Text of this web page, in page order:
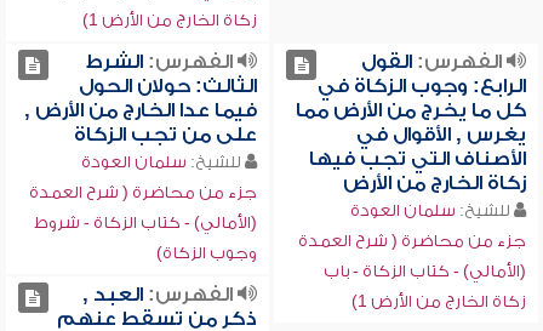
زكاة الخارج من الأرض 1)
الفهرس:القول
الرابع: وجوب الزكاة في
كل ما يخرج من الأرض مما
يغرس , الأقوال في
الأصناف التي تجب فيها
زكاة الخارج من الأرض
للشيخ: سلمان العودة
جزء من محاضرة ( شرح العمدة
(الأمالي) - كتاب الزكاة - باب
زكاة الخارج من الأرض 1)
الفهرس:الشرط
الثالث: حولان الحول
فيما عدا الخارج من الأرض ,
على من تجب الزكاة
للشيخ: سلمان العودة
جزء من محاضرة ( شرح العمدة
(الأمالي) - كتاب الزكاة - شروط
وجوب الزكاة)
الفهرس:العبد ,
ذكر من تسقط عنهم